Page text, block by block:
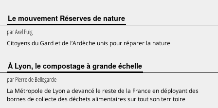
Le mouvement Réserves de nature
parAxel Puig
Citoyens du Gard et de l’Ardèche unis pour réparer la nature
À Lyon, le compostage à grande échelle
parPierre de Bellegarde
La Métropole de Lyon a devancé le reste de la France en déployant des
bornes de collecte des déchets alimentaires sur tout son territoire